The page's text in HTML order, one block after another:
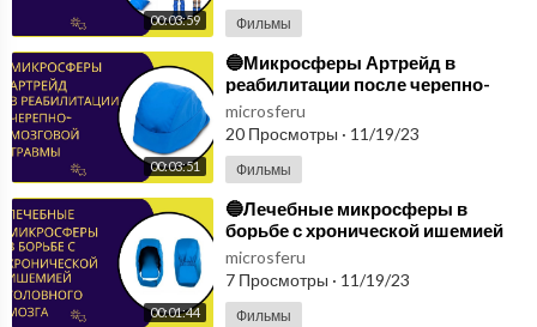
00:03:59 Фильмы
00:03:51
⁣🔵Микросферы Артрейд в
реабилитации после черепно-
мозговой травмы.
Восстановление🔵
microsferu
20 Просмотры · 11/19/23
Фильмы
00:01:44
⁣🔵Лечебные микросферы в
борьбе с хронической ишемией
головного мозга для улучшения
кровоснабжения🔵
microsferu
7 Просмотры · 11/19/23
Фильмы